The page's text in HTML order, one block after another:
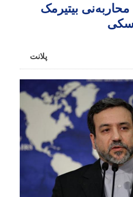
بیتیرمک
پلانت